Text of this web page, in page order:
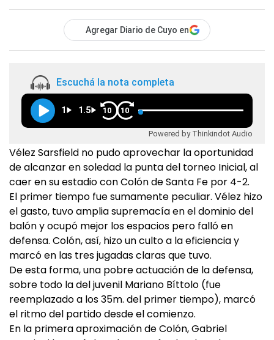
Agregar Diario de Cuyo en
Escuchá la nota completa
1 1.5 10 10
Powered by Thinkindot Audio
Vélez Sarsfield no pudo aprovechar la oportunidad
de alcanzar en soledad la punta del torneo Inicial, al
caer en su estadio con Colón de Santa Fe por 4-2.
El primer tiempo fue sumamente peculiar. Vélez hizo
el gasto, tuvo amplia supremacía en el dominio del
balón y ocupó mejor los espacios pero falló en
defensa. Colón, así, hizo un culto a la eficiencia y
marcó en las tres jugadas claras que tuvo.
De esta forma, una pobre actuación de la defensa,
sobre todo la del juvenil Mariano Bíttolo (fue
reemplazado a los 35m. del primer tiempo), marcó
el ritmo del partido desde el comienzo.
En la primera aproximación de Colón, Gabriel